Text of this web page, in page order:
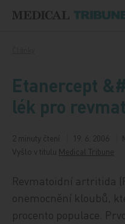
Etanercept
lék pro
2 minuty čtení 19. 6. 2006
Vyšlo v titulu Medical Tribune
Revmatoidní artritida
onemocnění kloubů,
procento populace.